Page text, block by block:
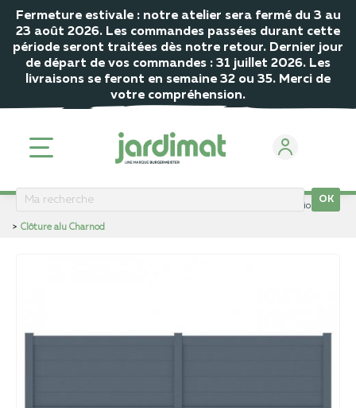
Fermeture estivale : notre atelier sera fermé du 3 au
23 août 2026. Les commandes passées durant cette
période seront traitées dès notre retour. Dernier jour
de départ de vos commandes : 31 juillet 2026. Les
livraisons se feront en semaine 32 ou 35. Merci de
votre compréhension.
OK
ACCUEIL Clôture Clôture Alu Gamme Variation
Clôture alu Charnod